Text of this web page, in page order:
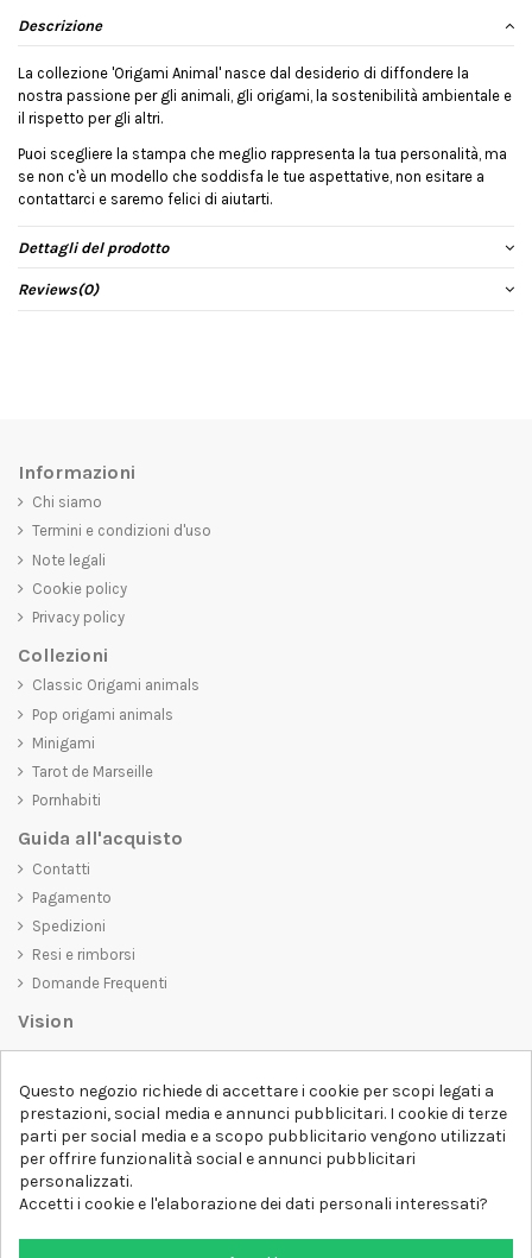
Descrizione
La collezione 'Origami Animal' nasce dal desiderio di diffondere la
nostra passione per gli animali, gli origami, la sostenibilità ambientale e
il rispetto per gli altri.
Puoi scegliere la stampa che meglio rappresenta la tua personalità, ma
se non c'è un modello che soddisfa le tue aspettative, non esitare a
contattarci e saremo felici di aiutarti.
Dettagli del prodotto
Reviews(0)
Informazioni
Chi siamo
Termini e condizioni d'uso
Note legali
Cookie policy
Privacy policy
Collezioni
Classic Origami animals
Pop origami animals
Minigami
Tarot de Marseille
Pornhabiti
Guida all'acquisto
Contatti
Pagamento
Spedizioni
Resi e rimborsi
Domande Frequenti
Vision
belli da vedere, ma che trasmettano anche un messaggio importante.
Che siate alla ricerca di una t-shirt unica e di tendenza, di una felpa
comoda e accogliente o di un accessorio esclusivo,D-SHIRTha
qualcosa per tutti.
Follow us
Questo negozio richiede di accettare i cookie per scopi legati a
prestazioni, social media e annunci pubblicitari. I cookie di terze
parti per social media e a scopo pubblicitario vengono utilizzati
per offrire funzionalità social e annunci pubblicitari
personalizzati.
Accetti i cookie e l'elaborazione dei dati personali interessati?